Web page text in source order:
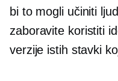
bi to mogli učiniti
zaboravite koristiti
verzije istih stavki